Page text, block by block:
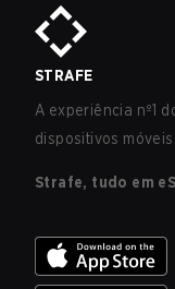
STRAFE
A experiência nº1
dispositivos móveis.
Strafe, tudo em